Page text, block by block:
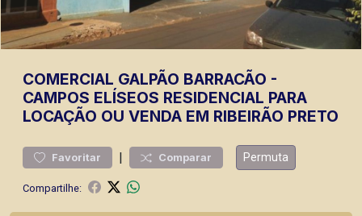
COMERCIAL GALPÃO BARRACÃO -
CAMPOS ELÍSEOS RESIDENCIAL PARA
LOCAÇÃO OU VENDA EM RIBEIRÃO PRETO
Favoritar | Comparar Permuta
Compartilhe: